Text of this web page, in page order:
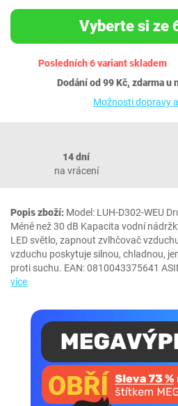
Vyberte si ze
Posledních 6 variant skladem
Dodání od 99 Kč, zdarma u
Možnosti dopravy
14 dní
na vrácení
Popis zboží: Model: ‎LUH-D302-WEU
Méně než 30 dB Kapacita vodní
LED světlo, zapnout zvlhčovač
vzduchu poskytuje silnou, chladnou,
proti suchu. EAN: 0810043375641
více